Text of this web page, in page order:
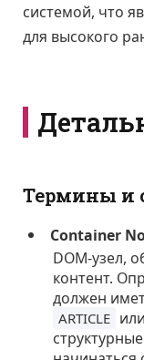
системой, что
для высокого
Термины и
Container
DOM-узел,
контент.
должен
ARTICLE или